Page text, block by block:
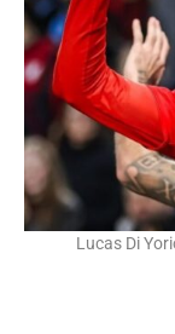
Lucas Di